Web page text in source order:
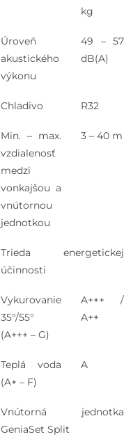
kg
Úroveň
akustického
výkonu
49 – 57
dB(A)
Chladivo R32
Min. – max.
vzdialenosť
medzi
vonkajšou a
vnútornou
jednotkou
3 – 40 m
Trieda energetickej
účinnosti
Vykurovanie
35°/55°
(A+++ – G)
A+++ /
A++
Teplá voda
(A+ – F)
A
Vnútorná jednotka
GeniaSet Split